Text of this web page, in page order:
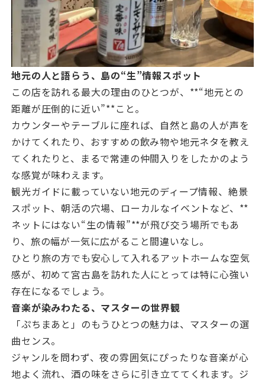
地元の人と語らう、島の“生”情報スポット
この店を訪れる最大の理由のひとつが、**“地元との
距離が圧倒的に近い”**こと。
カウンターやテーブルに座れば、自然と島の人が声を
かけてくれたり、おすすめの飲み物や地元ネタを教え
てくれたりと、まるで常連の仲間入りをしたかのよう
な感覚が味わえます。
観光ガイドに載っていない地元のディープ情報、絶景
スポット、朝活の穴場、ローカルなイベントなど、**
ネットにはない“生の情報”**が飛び交う場所でもあ
り、旅の幅が一気に広がること間違いなし。
ひとり旅の方でも安心して入れるアットホームな空気
感が、初めて宮古島を訪れた人にとっては特に心強い
存在になるでしょう。
音楽が染みわたる、マスターの世界観
「ぷちまあと」のもうひとつの魅力は、マスターの選
曲センス。
ジャンルを問わず、夜の雰囲気にぴったりな音楽が心
地よく流れ、酒の味をさらに引き立ててくれます。ジ